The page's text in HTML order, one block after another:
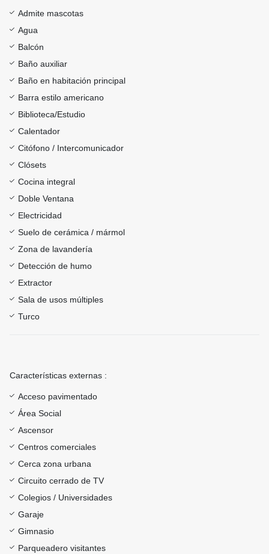
Admite mascotas
Agua
Balcón
Baño auxiliar
Baño en habitación principal
Barra estilo americano
Biblioteca/Estudio
Calentador
Citófono / Intercomunicador
Clósets
Cocina integral
Doble Ventana
Electricidad
Suelo de cerámica / mármol
Zona de lavandería
Detección de humo
Extractor
Sala de usos múltiples
Turco
Características externas :
Acceso pavimentado
Área Social
Ascensor
Centros comerciales
Cerca zona urbana
Circuito cerrado de TV
Colegios / Universidades
Garaje
Gimnasio
Parqueadero visitantes